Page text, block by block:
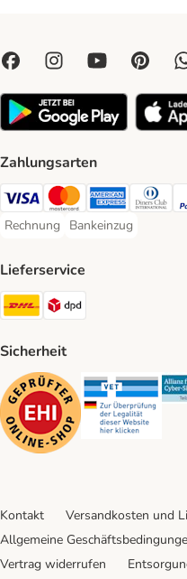
Zahlungsarten
Visa Payment Method
Mastercard Payment
AmericanDiners
Rechnung
Rechnung Payment Method
Bankeinzug
Bankeinzug Payment
Lieferservice
DHL Shipping Method
Sicherheit
Security
Kontakt Versandkosten und
Allgemeine
Vertrag widerrufen